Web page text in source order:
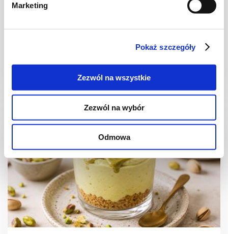
Marketing
Pokaż szczegóły
Zezwól na wszystkie
Zezwól na wybór
Odmowa
DESERY
3525 kcal